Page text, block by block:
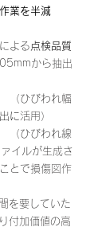
作業を半減
よる 点検品質
から抽出
（ひびわれ幅
に活用）
（ひびわれ線
イルが生成さ
とで損傷図作
を要していた
付加価値の高